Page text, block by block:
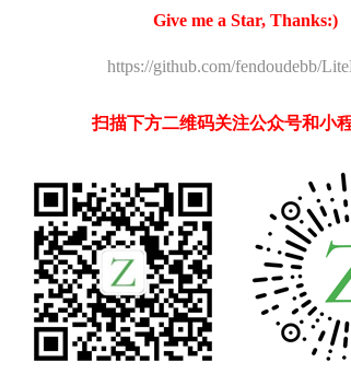
Give me a Star, Thanks:)
https://github.com/fendoudebb/
扫描下方二维码关注公众号和小